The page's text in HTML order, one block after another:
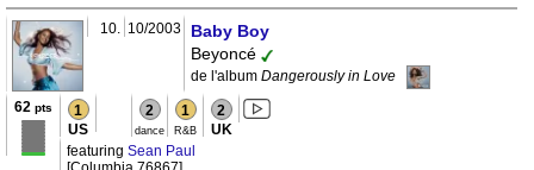
10. 10/2003
Baby Boy
Beyoncé
de l'album Dangerously in Love
62 pts 1
US
2
dance
1
R&B
2
UK
featuring Sean Paul